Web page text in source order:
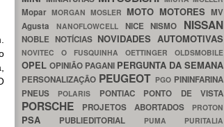
Mopar MORGAN MOSLER MOTO MOTORES MV
Agusta NANOFLOWCELL NICENISMO NISSAN
NOBLE NOTÍCIAS NOVIDADES AUTOMOTIVAS
NOVITEC O FUSQUINHA OETTINGER OLDSMOBILE
OPEL OPINIÃO PAGANI PERGUNTA DA SEMANA
PERSONALIZAÇÃO PEUGEOT PGO PININFARINA
PNEUS
POLARIS PONTIAC PONTO DE VISTA
PORSCHE PROJETOS ABORTADOS PROTON
PSA PUBLIEDITORIAL PUMA PURITALIA